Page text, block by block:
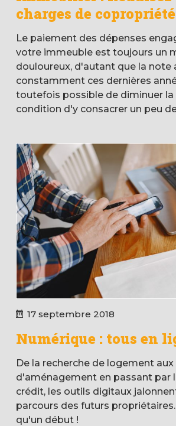
charges de copropriété
Le paiement des dépenses
votre immeuble est toujours un
douloureux, d'autant que la note
constamment ces dernières
toutefois possible de diminuer la
condition d'y consacrer un peu
17 septembre 2018
Numérique : tous en
De la recherche de logement
d'aménagement en passant par
crédit, les outils digitaux
parcours des futurs
qu'un début !